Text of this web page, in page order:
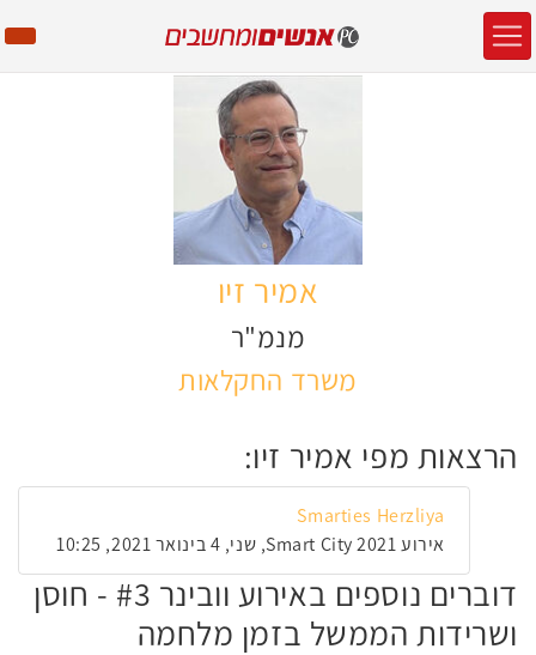
אמיר זיו
מנמ"ר
משרד החקלאות
הרצאות מפי אמיר זיו:
Smarties Herzliya
אירוע Smart City 2021, שני, 4 בינואר 2021, 10:25
דוברים נוספים באירוע וובינר #3 - חוסן
ושרידות הממשל בזמן מלחמה